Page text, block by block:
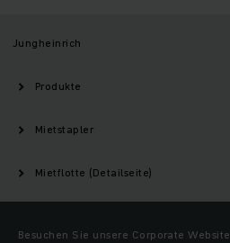
Jungheinrich
Produkte
Mietstapler
Mietflotte (Detailseite)
Besuchen Sie unsere Corporate Website